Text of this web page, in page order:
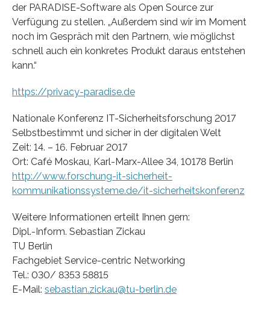
der PARADISE-Software als Open Source zur
Verfügung zu stellen. „Außerdem sind wir im Moment
noch im Gespräch mit den Partnern, wie möglichst
schnell auch ein konkretes Produkt daraus entstehen
kann.“
https://privacy-paradise.de
Nationale Konferenz IT-Sicherheitsforschung 2017
Selbstbestimmt und sicher in der digitalen Welt
Zeit: 14. – 16. Februar 2017
Ort: Café Moskau, Karl-Marx-Allee 34, 10178 Berlin
http://www.forschung-it-sicherheit-
kommunikationssysteme.de/it-sicherheitskonferenz
Weitere Informationen erteilt Ihnen gern:
Dipl.-Inform. Sebastian Zickau
TU Berlin
Fachgebiet Service-centric Networking
Tel.: 030/ 8353 58815
E-Mail: sebastian.zickau@tu-berlin.de